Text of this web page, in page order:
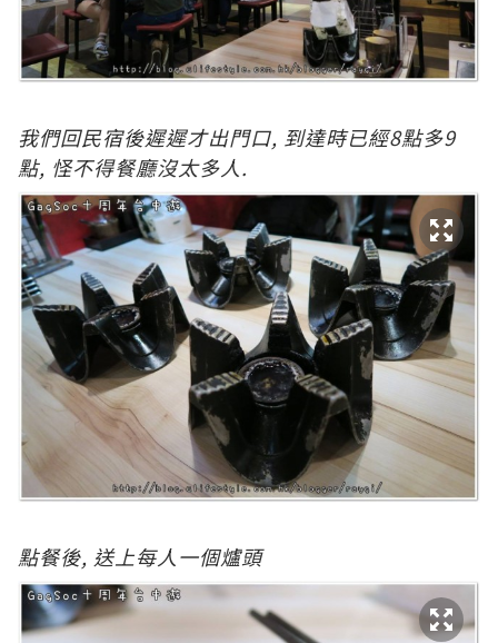
我們回民宿後遲遲才出門口, 到達時已經8點多9
點, 怪不得餐廳沒太多人.
點餐後, 送上每人一個爐頭